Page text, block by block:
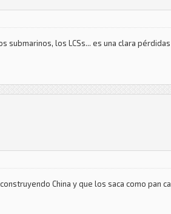
submarinos, los LCSs... es una clara
China y que los saca como pan